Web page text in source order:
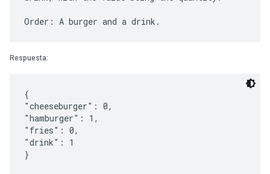
Respuesta:
{
"cheeseburger": 0,
"hamburger": 1,
"fries": 0,
"drink": 1